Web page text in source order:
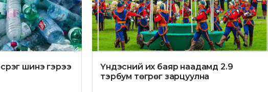
шинэ гэрээ
Үндэсний их баяр наадамд 2.9
тэрбум төгрөг зарцуулна